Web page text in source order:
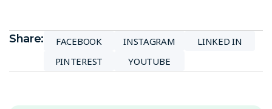
Share: FACEBOOK INSTAGRAM
LINKED IN
PINTEREST
YOUTUBE